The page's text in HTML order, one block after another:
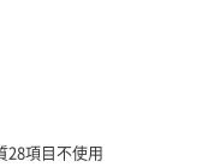
28項目不使用